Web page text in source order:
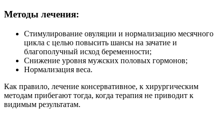
Методы лечения:
Стимулирование овуляции и нормализацию месячного
цикла с целью повысить шансы на зачатие и
благополучный исход беременности;
Снижение уровня мужских половых гормонов;
Нормализация веса.
Как правило, лечение консервативное, к хирургическим
методам прибегают тогда, когда терапия не приводит к
видимым результатам.